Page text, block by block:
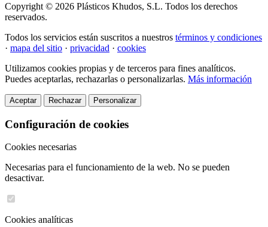
Copyright © 2026 Plásticos Khudos, S.L. Todos los derechos
reservados.
Todos los servicios están suscritos a nuestros términos y condiciones
· mapa del sitio · privacidad · cookies
Utilizamos cookies propias y de terceros para fines analíticos.
Puedes aceptarlas, rechazarlas o personalizarlas. Más información
Aceptar Rechazar Personalizar
Configuración de cookies
Cookies necesarias
Necesarias para el funcionamiento de la web. No se pueden
desactivar.
Cookies analíticas